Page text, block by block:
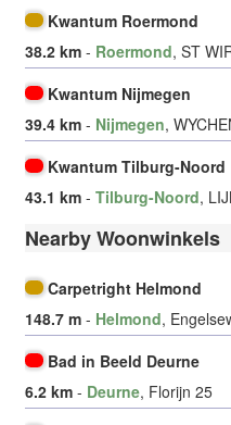
Kwantum Roermond
38.2 km - Roermond, ST
Kwantum Nijmegen
39.4 km - Nijmegen,
Kwantum Tilburg-Noord
43.1 km - Tilburg-Noord,
Nearby Woonwinkels
Carpetright Helmond
148.7 m - Helmond,
Bad in Beeld Deurne
6.2 km - Deurne, Florijn 25